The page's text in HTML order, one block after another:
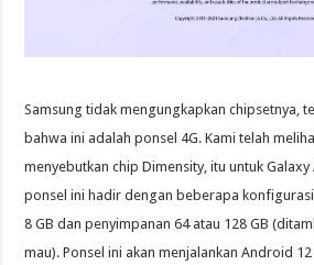
Samsung tidak mengungkapkan chipsetnya,
bahwa ini adalah ponsel 4G. Kami telah
menyebutkan chip Dimensity, itu untuk
ponsel ini hadir dengan beberapa konfigurasi
8 GB dan penyimpanan 64 atau 128 GB
mau). Ponsel ini akan menjalankan Android